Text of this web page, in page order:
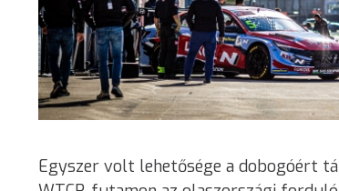
Egyszer volt lehetősége a dobogóért